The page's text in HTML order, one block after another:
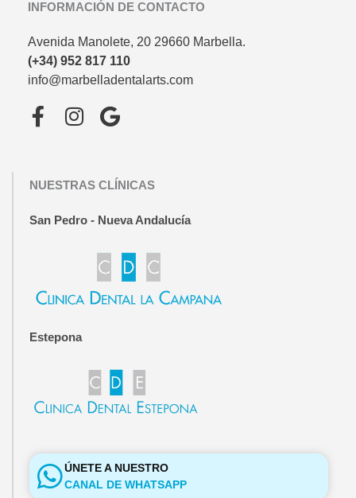
INFORMACIÓN DE CONTACTO
Avenida Manolete, 20 29660 Marbella.
(+34) 952 817 110
info@marbelladentalarts.com
F
e
o
f
I
t
g
G
g
e
NUESTRAS CLÍNICAS
San Pedro - Nueva Andalucía
Estepona
ÚNETE A NUESTRO
CANAL DE WHATSAPP